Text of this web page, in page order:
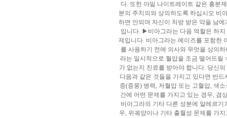
다. 또한 아밀 나이트레이트 같은 흥분
분의 주치의와 상의하도록 하십시오 비
하면 안되며 자신이 처방 받은 약을 남
입니다. ▶비아그라는 다음 역할은 하
제입니다. 비아그라는 에이즈를 포함한
를 사용하기 전에 의사와 무엇을 상의
라는 일시적으로 혈압을 조금 떨어뜨릴
가 없는지 진료를 받아야 합니다. 당신
다음과 같은 것들을 가지고 있다면 반
중(중풍) 병력, 저혈압 또는 고혈압, 색
간에 어떤 문제를 가지고 있는 경우, 겸
비아그라의 기타 다른 성분에 알레르
우, 위궤양이나 기타 출혈성 문제를 가